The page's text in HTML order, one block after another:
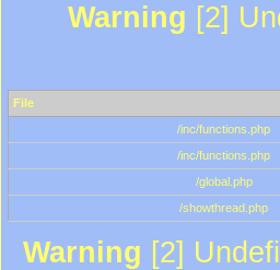
Warning [2]
File
/inc/functions.php
/inc/functions.php
/global.php
/showthread.php
Warning [2]